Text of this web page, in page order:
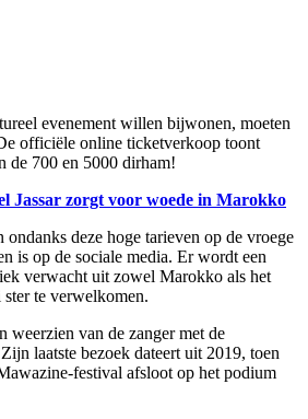
evenement willen bijwonen, moeten
officiële online ticketverkoop toont
de 700 en 5000 dirham!
Jassar zorgt voor woede in Marokko
ondanks deze hoge tarieven op de vroege
is op de sociale media. Er wordt een
verwacht uit zowel Marokko als het
te verwelkomen.
weerzien van de zanger met de
laatste bezoek dateert uit 2019, toen
festival afsloot op het podium